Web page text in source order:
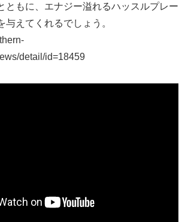
ともに、エナジー溢れるハッスルプレー
与えてくれるでしょう。
detail/id=18459